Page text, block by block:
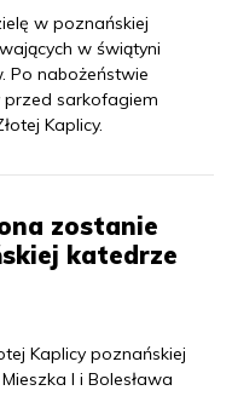
w poznańskiej
w świątyni
Po nabożeństwie
przed sarkofagiem
Kaplicy.
zostanie
katedrze
Kaplicy poznańskiej
I i Bolesława